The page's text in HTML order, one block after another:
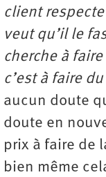
client
veut qu’il le
cherche à
c’est à faire
aucun doute
doute en
prix à faire de
bien même